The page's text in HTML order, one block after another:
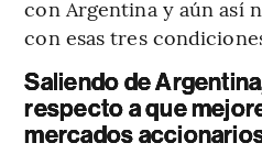
con Argentina y aún así
con esas tres
Saliendo de
respecto a que
mercados